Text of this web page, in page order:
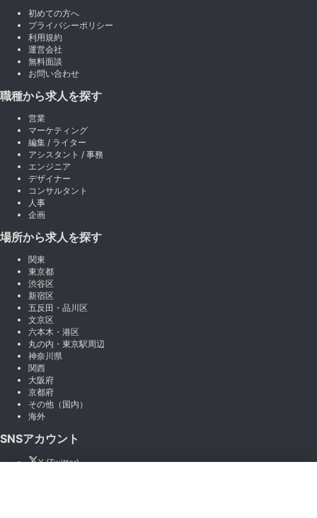
初めての方へ
プライバシーポリシー
利用規約
運営会社
無料面談
お問い合わせ
職種から求人を探す
営業
マーケティング
編集 / ライター
アシスタント / 事務
エンジニア
デザイナー
コンサルタント
人事
企画
場所から求人を探す
関東
東京都
渋谷区
新宿区
五反田・品川区
文京区
六本木・港区
丸の内・東京駅周辺
神奈川県
関西
大阪府
京都府
その他（国内）
海外
SNSアカウント
X (Twitter)